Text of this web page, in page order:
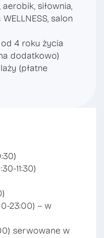
siłownia,
salon
4 roku życia
dodatkowo)
(płatne
11:30)
23:00) – w
serwowane w